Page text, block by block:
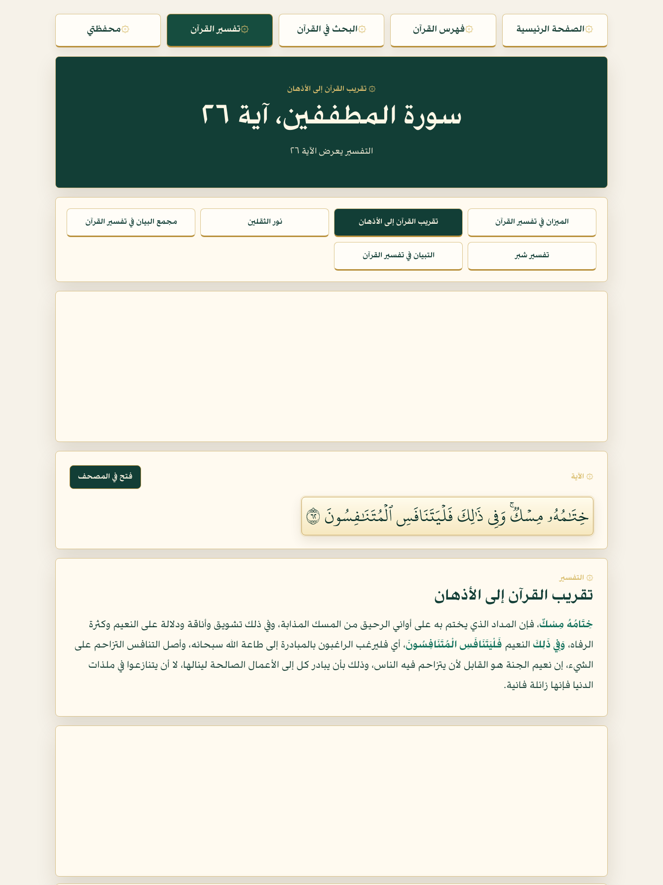
۞الصفحة الرئيسية ۞فهرس القرآن ۞البحث في القرآن ۞تفسير القرآن ۞محفظتي
۞ تقريب القرآن إلى الأذهان
سورة المطففين، آية ٢٦
التفسير يعرض الآية ٢٦
الميزان في تفسير القرآن تقريب القرآن إلى الأذهان نور الثقلين مجمع البيان في تفسير القرآن
تفسير شبر التبيان في تفسير القرآن
۞ الآية فتح في المصحف
خِتَٰمُهُۥ مِسۡكٞۚ وَفِي ذَٰلِكَ فَلۡيَتَنَافَسِ ٱلۡمُتَنَٰفِسُونَ ٢٦
۞ التفسير
تقريب القرآن إلى الأذهان
خِتَامُهُ مِسْكٌ، فإن المداد الذي يختم به على أواني الرحيق من المسك المذابة، وفي ذلك تشويق وأناقة ودلالة على النعيم وكثرة
الرفاه، وَفِي ذَلِكَ النعيم فَلْيَتَنَافَسِ الْمُتَنَافِسُونَ، أي فليرغب الراغبون بالمبادرة إلى طاعة الله سبحانه، وأصل التنافس التزاحم على
الشيء، إن نعيم الجنة هو القابل لأن يتزاحم فيه الناس، وذلك بأن يبادر كل إلى الأعمال الصالحة لينالها، لا أن يتنازعوا في ملذات
الدنيا فإنها زائلة فانية.